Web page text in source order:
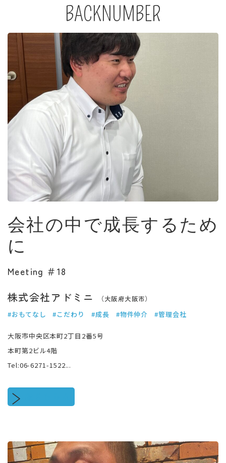
BACKNUMBER
会社の中で成長するため
に
Meeting ＃18
株式会社アドミニ （大阪府大阪市）
#おもてなし #こだわり #成長 #物件仲介 #管理会社
大阪市中央区本町2丁目2番5号
本町第2ビル4階
Tel:06-6271-1522...